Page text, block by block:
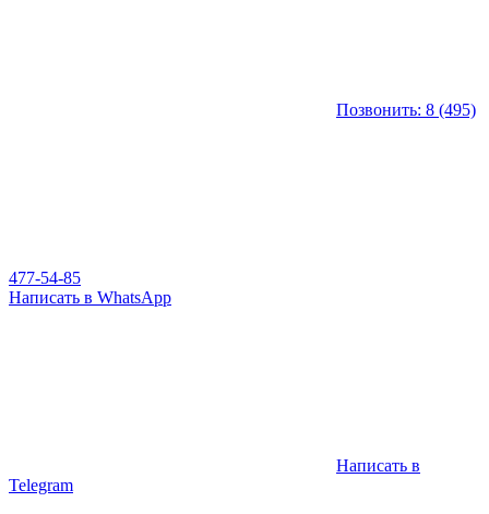
Позвонить: 8 (495)
477-54-85
Написать в WhatsApp
Написать в
Telegram